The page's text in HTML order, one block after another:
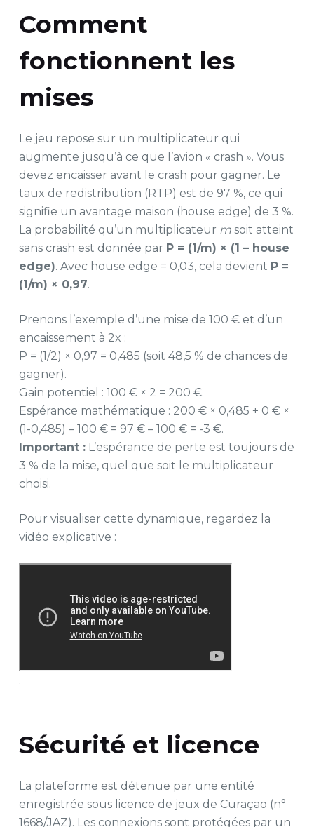
Comment
fonctionnent les
mises
Le jeu repose sur un multiplicateur qui
augmente jusqu’à ce que l’avion « crash ». Vous
devez encaisser avant le crash pour gagner. Le
taux de redistribution (RTP) est de 97 %, ce qui
signifie un avantage maison (house edge) de 3 %.
La probabilité qu’un multiplicateur msoit atteint
sans crash est donnée par P = (1/m) × (1 – house
edge). Avec house edge = 0,03, cela devient P =
(1/m) × 0,97.
Prenons l’exemple d’une mise de 100 € et d’un
encaissement à 2x :
P = (1/2) × 0,97 = 0,485 (soit 48,5 % de chances de
gagner).
Gain potentiel : 100 € × 2 = 200 €.
Espérance mathématique : 200 € × 0,485 + 0 € ×
(1-0,485) – 100 € = 97 € – 100 € = -3 €.
Important :L’espérance de perte est toujours de
3 % de la mise, quel que soit le multiplicateur
choisi.
Pour visualiser cette dynamique, regardez la
vidéo explicative :
.
Sécurité et licence
La plateforme est détenue par une entité
enregistrée sous licence de jeux de Curaçao (n°
1668/JAZ). Les connexions sont protégées par un